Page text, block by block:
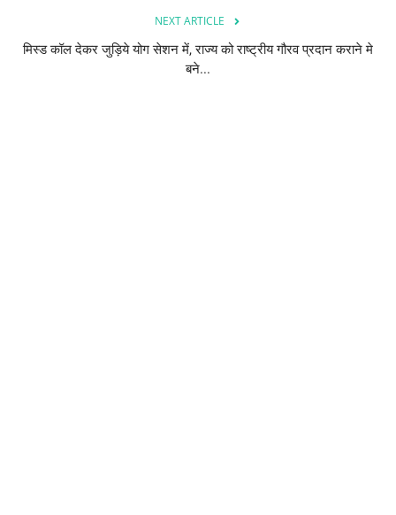
NEXT ARTICLE
मिस्ड कॉल देकर जुड़िये योग सेशन में, राज्य को राष्ट्रीय गौरव प्रदान कराने मे
बने...